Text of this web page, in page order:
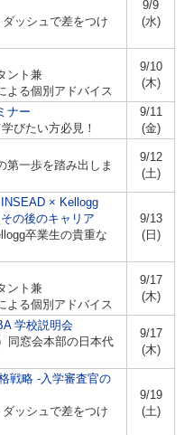
ッシュで差をつけ
9/9
(水)
ント兼
よる個別アドバイス
9/10
(木)
ナー
びたい方必見！
9/11
(金)
第一歩を踏み出しま
9/12
(土)
× Kellogg
の後のキャリア
卒業生の貴重な
9/13
(日)
ント兼
よる個別アドバイス
9/17
(木)
学校説明会
同窓会本部の日本代
9/17
(木)
戦略 -入学審査官の
ッシュで差をつけ
9/19
(土)